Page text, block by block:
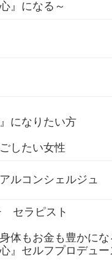
』になる～
、
になりたい方
したい女性
ルコンシェルジュ
セラピスト
体もお金も豊かにな
』セルフプロデュ